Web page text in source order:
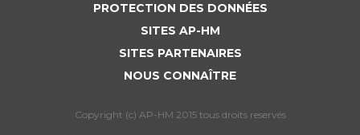
PROTECTION DES DONNÉES
SITES AP-HM
SITES PARTENAIRES
NOUS CONNAÎTRE
Copyright (c) AP-HM 2015 tous droits reservés